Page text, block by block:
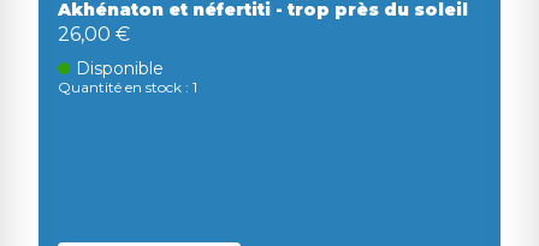
Akhénaton et néfertiti - trop près du soleil
26,00 €
Disponible
Quantité en stock : 1